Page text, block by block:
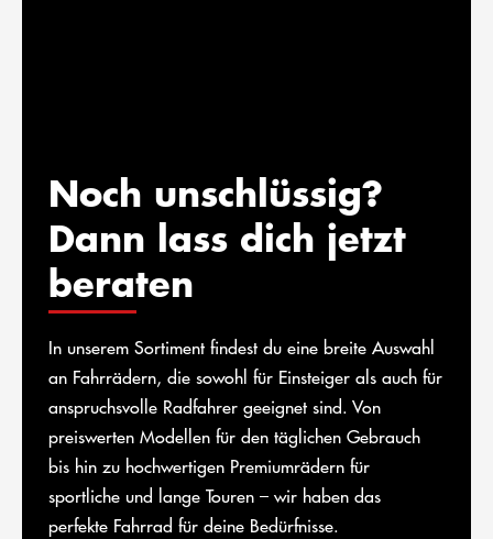
Noch unschlüssig?
Dann lass dich jetzt
beraten
In unserem Sortiment findest du eine breite Auswahl
an Fahrrädern, die sowohl für Einsteiger als auch für
anspruchsvolle Radfahrer geeignet sind. Von
preiswerten Modellen für den täglichen Gebrauch
bis hin zu hochwertigen Premiumrädern für
sportliche und lange Touren – wir haben das
perfekte Fahrrad für deine Bedürfnisse.